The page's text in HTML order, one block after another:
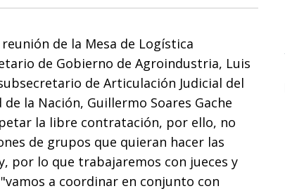
de la Mesa de Logística
de Gobierno de Agroindustria, Luis
de Articulación Judicial del
la Nación, Guillermo Soares Gache
la libre contratación, por ello, no
de grupos que quieran hacer las
por lo que trabajaremos con jueces y
a coordinar en conjunto con